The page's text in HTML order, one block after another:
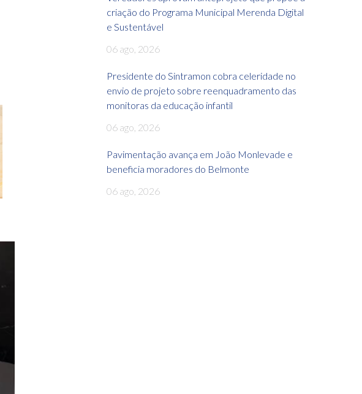
criação do Programa Municipal Merenda Digital
e Sustentável
06 ago, 2026
Presidente do Sintramon cobra celeridade no
envio de projeto sobre reenquadramento das
monitoras da educação infantil
06 ago, 2026
Pavimentação avança em João Monlevade e
beneficia moradores do Belmonte
06 ago, 2026